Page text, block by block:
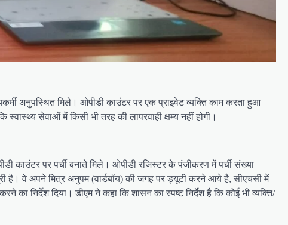
अनुपस्थित मिले। ओपीडी काउंटर पर एक प्राइवेट व्यक्ति काम करता हुआ
सेवाओं में किसी भी तरह की लापरवाही क्षम्य नहीं होगी।
काउंटर पर पर्ची बनाते मिले। ओपीडी रजिस्टर के पंजीकरण में पर्ची संख्या
है। वे अपने मित्र अनुपम (वार्डबॉय) की जगह पर ड्यूटी करने आये है, सीएचसी में
का निर्देश दिया। डीएम ने कहा कि शासन का स्पष्ट निर्देश है कि कोई भी व्यक्ति/